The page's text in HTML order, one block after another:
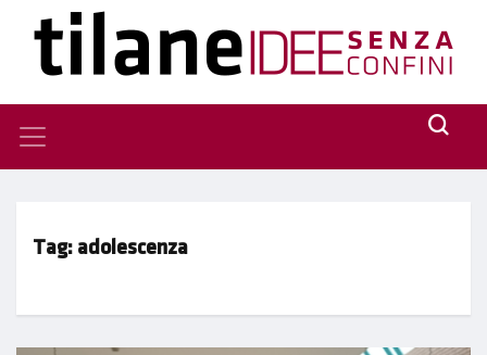
Tag: adolescenza